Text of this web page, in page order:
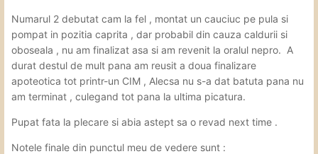
Numarul 2 debutat cam la fel , montat un cauciuc pe pula si
pompat in pozitia caprita , dar probabil din cauza caldurii si
oboseala , nu am finalizat asa si am revenit la oralul nepro. A
durat destul de mult pana am reusit a doua finalizare
apoteotica tot printr-un CIM , Alecsa nu s-a dat batuta pana nu
am terminat , culegand tot pana la ultima picatura.
Pupat fata la plecare si abia astept sa o revad next time .
Notele finale din punctul meu de vedere sunt :